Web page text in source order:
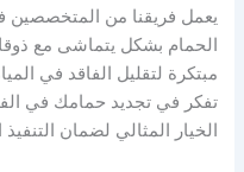
يعمل فريقنا من المتخصصين
الحمام بشكل يتماشى مع
مبتكرة لتقليل الفاقد في
تفكر في تجديد حمامك في
الخيار المثالي لضمان